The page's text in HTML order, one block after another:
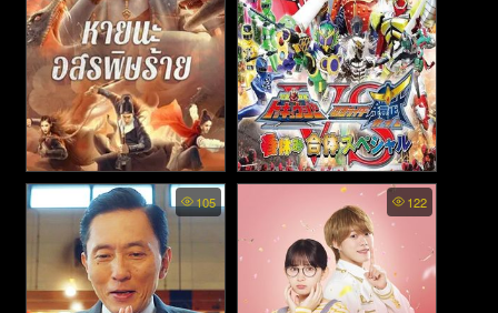
Special Police and Snake
Revenge - หายนะอสรพิษร้าย
Ressha Sentai ToQger vs.
Kamen Rider Gaim: Spring
Break Special - ขบวนการ
รถไฟ ทคคิวเจอร์ VS มาสค์ไร
เดอร์ไกมุ: ตอนพิเศษรวมพลรับ
ปิดเทอมฤดูใบไม้ผลิ (2014)
105 122